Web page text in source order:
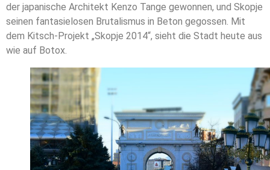
der japanische Architekt Kenzo Tange gewonnen, und Skopje
seinen fantasielosen Brutalismus in Beton gegossen. Mit
dem Kitsch-Projekt „Skopje 2014“, sieht die Stadt heute aus
wie auf Botox.